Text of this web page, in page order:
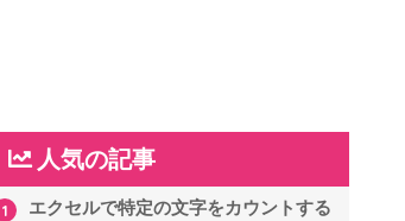
人気の記事
1
エクセルで特定の文字をカウントする